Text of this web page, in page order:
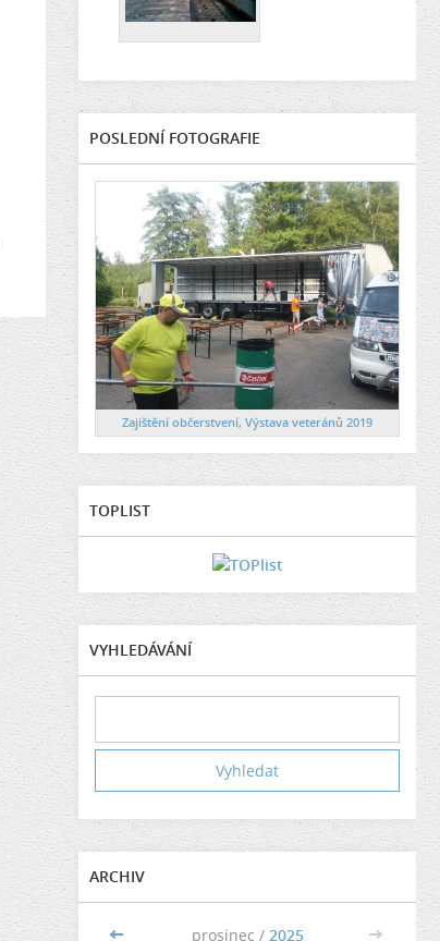
POSLEDNÍ FOTOGRAFIE
Zajištění občerstvení, Výstava veteránů 2019
TOPLIST
VYHLEDÁVÁNÍ
ARCHIV
<< prosinec / 2025 >>